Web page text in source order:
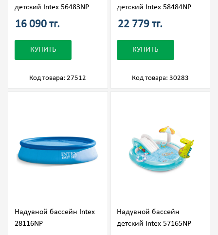
детский Intex 56483NP
16 090 тг.
КУПИТЬ
Код товара: 27512
детский Intex 58484NP
22 779 тг.
КУПИТЬ
Код товара: 30283
Надувной бассейн Intex
28116NP
Надувной бассейн
детский Intex 57165NP